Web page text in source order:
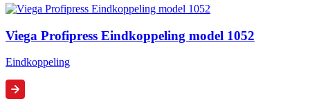
Viega Profipress Eindkoppeling model 1052
Eindkoppeling